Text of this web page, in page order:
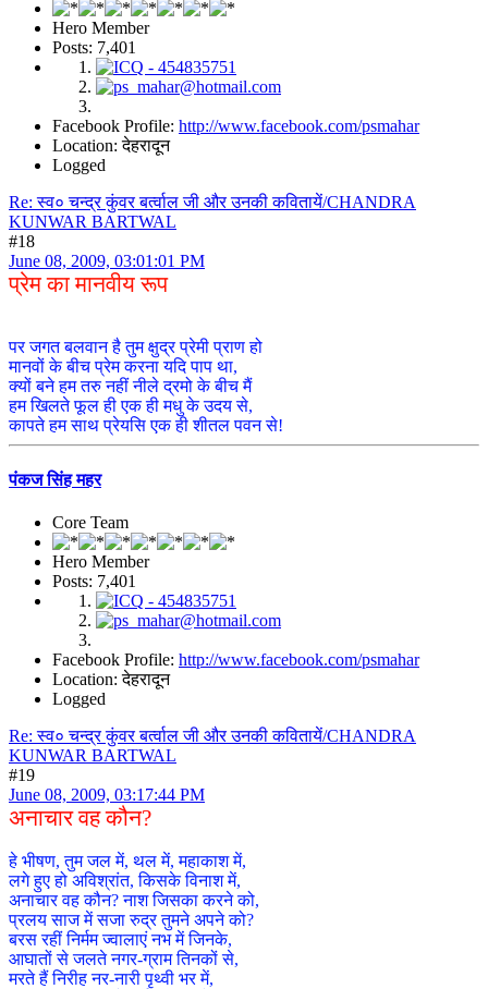
Hero Member
Posts: 7,401
Facebook Profile: http://www.facebook.com/psmahar
Location: देहरादून
Logged
Re: स्व० चन्द्र कुंवर बर्त्वाल जी और उनकी कवितायें/CHANDRA
KUNWAR BARTWAL
#18
June 08, 2009, 03:01:01 PM
प्रेम का मानवीय रूप
पर जगत बलवान है तुम क्षुद्र प्रेमी प्राण हो
मानवों के बीच प्रेम करना यदि पाप था,
क्यों बने हम तरु नहीं नीले द्रमो के बीच मैं
हम खिलते फूल ही एक ही मधु के उदय से,
कापते हम साथ प्रेयसि एक ही शीतल पवन से!
पंकज सिंह महर
Core Team
Hero Member
Posts: 7,401
Facebook Profile: http://www.facebook.com/psmahar
Location: देहरादून
Logged
Re: स्व० चन्द्र कुंवर बर्त्वाल जी और उनकी कवितायें/CHANDRA
KUNWAR BARTWAL
#19
June 08, 2009, 03:17:44 PM
अनाचार वह कौन?
हे भीषण, तुम जल में, थल में, महाकाश में,
लगे हुए हो अविश्रांत, किसके विनाश में,
अनाचार वह कौन? नाश जिसका करने को,
प्रलय साज में सजा रुद्र तुमने अपने को?
बरस रहीं निर्मम ज्वालाएं नभ में जिनके,
आघातों से जलते नगर-ग्राम तिनकों से,
मरते हैं निरीह नर-नारी पृथ्वी भर में,